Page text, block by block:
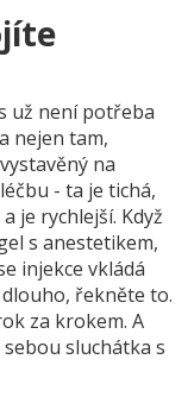
už není potřeba
nejen tam,
na
- ta je tichá,
je rychlejší. Když
s anestetikem,
injekce vkládá
řekněte to.
za krokem. A
sluchátka s